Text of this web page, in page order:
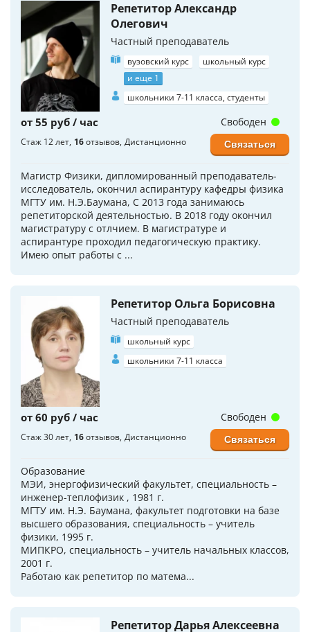
Репетитор Александр
Олегович
Частный преподаватель
вузовский курс
школьный курс
и еще 1
школьники 7-11 класса, студенты
от 55 руб / час
Стаж 12 лет 16отзывов Дистанционно
Магистр Физики, дипломированный преподаватель-
исследователь, окончил аспирантуру кафедры физика
МГТУ им. Н.Э.Баумана, С 2013 года занимаюсь
репетиторской деятельностью. В 2018 году окончил
магистратуру с отлчием. В магистратуре и
аспирантуре проходил педагогическую практику.
Имею опыт работы с ...
Свободен
Связаться
Репетитор Ольга Борисовна
Частный преподаватель
школьный курс
школьники 7-11 класса
от 60 руб / час
Стаж 30 лет 16отзывов Дистанционно
Образование
МЭИ, энергофизический факультет, специальность –
инженер-теплофизик , 1981 г.
МГТУ им. Н.Э. Баумана, факультет подготовки на базе
высшего образования, специальность – учитель
физики, 1995 г.
МИПКРО, специальность – учитель начальных классов,
2001 г.
Работаю как репетитор по матема...
Свободен
Связаться
Репетитор Дарья Алексеевна